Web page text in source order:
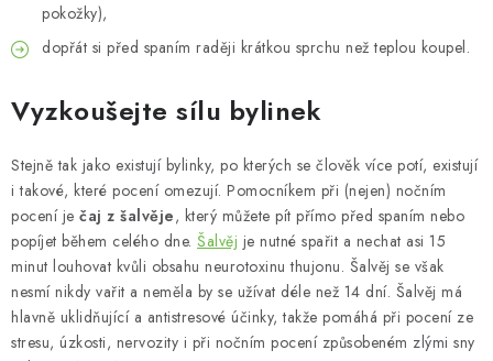
pokožky),
dopřát si před spaním raději krátkou sprchu než teplou koupel.
Vyzkoušejte sílu bylinek
Stejně tak jako existují bylinky, po kterých se člověk více potí, existují
i takové, které pocení omezují. Pomocníkem při (nejen) nočním
pocení je čaj z šalvěje, který můžete pít přímo před spaním nebo
popíjet během celého dne. Šalvěj je nutné spařit a nechat asi 15
minut louhovat kvůli obsahu neurotoxinu thujonu. Šalvěj se však
nesmí nikdy vařit a neměla by se užívat déle než 14 dní. Šalvěj má
hlavně uklidňující a antistresové účinky, takže pomáhá při pocení ze
stresu, úzkosti, nervozity i při nočním pocení způsobeném zlými sny